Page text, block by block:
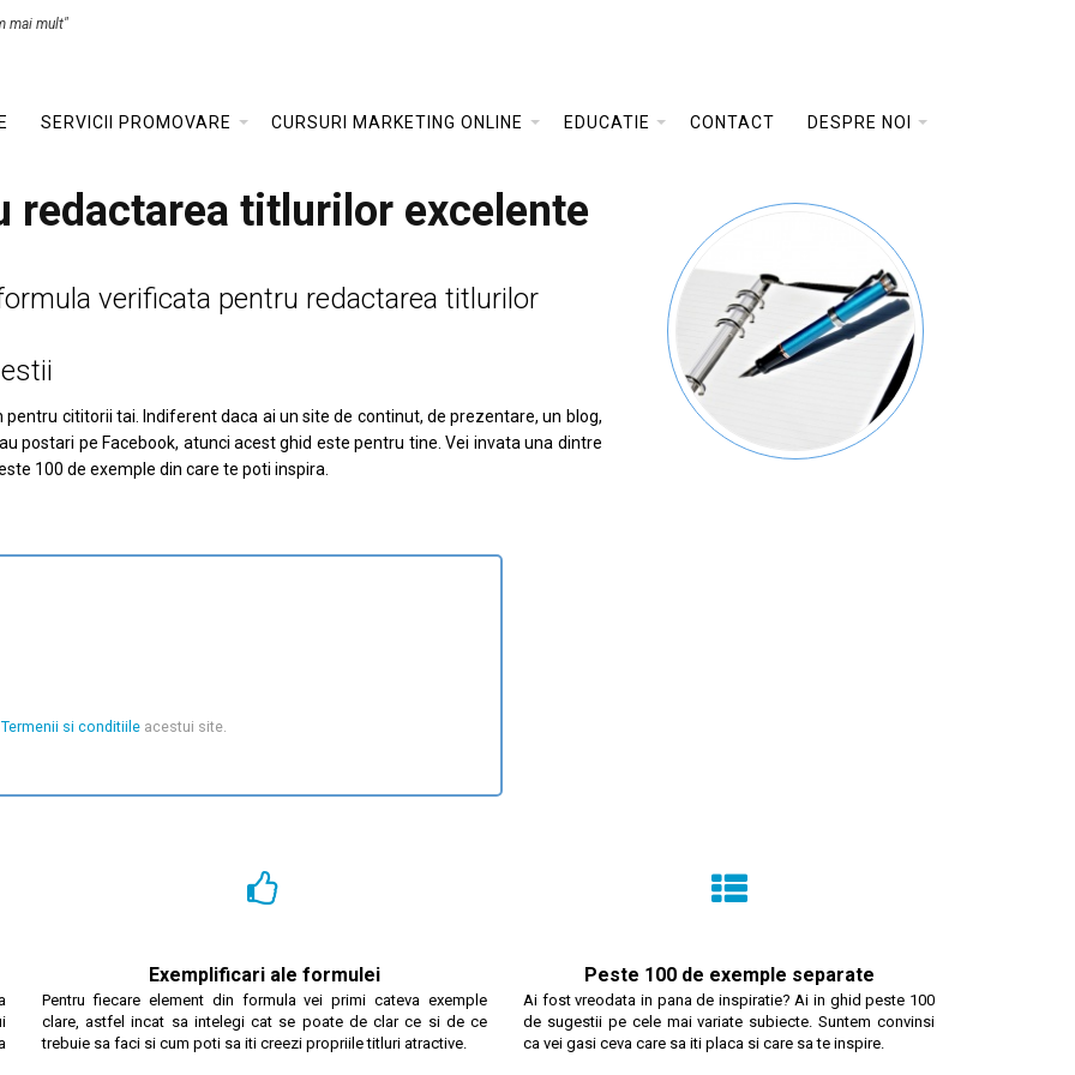
mai mult"
SERVICII PROMOVARE CURSURI MARKETING ONLINE EDUCATIE CONTACT DESPRE NOI
redactarea titlurilor excelente
verificata pentru redactarea titlurilor
cititorii tai. Indiferent daca ai un site de continut, de prezentare, un blog,
postari pe Facebook, atunci acest ghid este pentru tine. Vei invata una dintre
100 de exemple din care te poti inspira.
Termenii si conditiile acestui site.
Exemplificari ale formulei
Pentru fiecare element din formula vei primi cateva exemple
clare, astfel incat sa intelegi cat se poate de clar ce si de ce
trebuie sa faci si cum poti sa iti creezi propriile titluri atractive.
Peste 100 de exemple separate
Ai fost vreodata in pana de inspiratie? Ai in ghid peste 100
de sugestii pe cele mai variate subiecte. Suntem convinsi
ca vei gasi ceva care sa iti placa si care sa te inspire.